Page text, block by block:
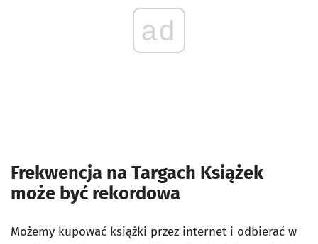
ad
Frekwencja na Targach Książek
może być rekordowa
Możemy kupować książki przez internet i odbierać w